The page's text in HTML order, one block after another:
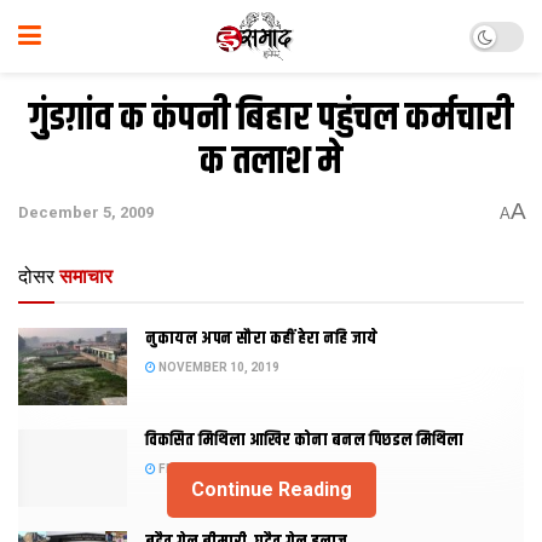
गुंडग़ांव क कंपनी बिहार पहुंचल कर्मचारी
क तलाश मे
December 5, 2009 AA
दोसर समाचार
नुकायल अपन सौरा कहीं हेरा नहि जाये
NOVEMBER 10, 2019
विकसित मिथिला आखिर कोना बनल पिछडल मिथिला
FEBRUARY 23, 2019
Continue Reading